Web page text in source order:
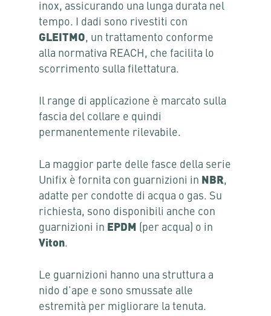
inox, assicurando una lunga durata nel
tempo. I dadi sono rivestiti con
GLEITMO, un trattamento conforme
alla normativa REACH, che facilita lo
scorrimento sulla filettatura.
Il range di applicazione è marcato sulla
fascia del collare e quindi
permanentemente rilevabile.
La maggior parte delle fasce della serie
Unifix è fornita con guarnizioni in NBR,
adatte per condotte di acqua o gas. Su
richiesta, sono disponibili anche con
guarnizioni in EPDM
(per acqua) o in
Viton.
Le guarnizioni hanno una struttura a
nido d’ape e sono smussate alle
estremità per migliorare la tenuta.